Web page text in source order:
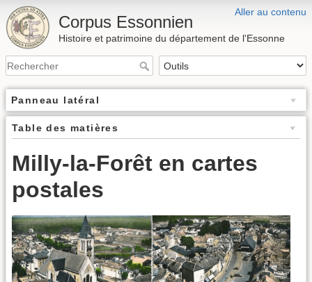
Aller au contenu
Corpus Essonnien
Histoire et patrimoine du département de l'Essonne
Panneau latéral
Table des matières
Milly-la-Forêt en cartes
postales